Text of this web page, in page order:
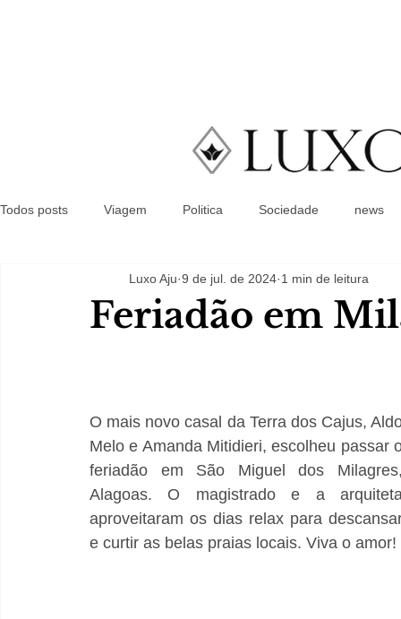
Todos posts Viagem Politica Sociedade news
Feriadão em
Luxo Aju 9 de jul. de 2024 1 min de leitura
O mais novo casal da Terra dos Cajus,
Melo e Amanda Mitidieri, escolheu passar
feriadão em São Miguel dos
Alagoas. O magistrado e a
aproveitaram os dias relax para
e curtir as belas praias locais. Viva o amor!